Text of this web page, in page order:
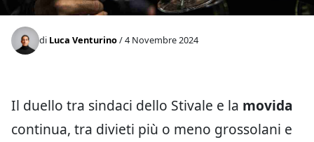
di Luca Venturino/ 4 Novembre 2024
Il duello tra sindaci dello Stivale e la movida
continua, tra divieti più o meno grossolani e